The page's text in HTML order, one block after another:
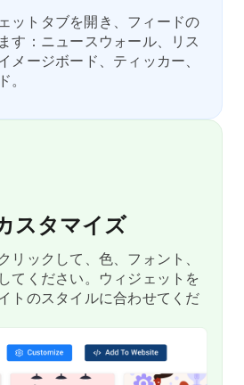
ットタブを開き、フィードの
す：ニュースウォール、リス
メージボード、ティッカー、
。
スタマイズ
リックして、色、フォント、
てください。ウィジェットを
トのスタイルに合わせてくだ